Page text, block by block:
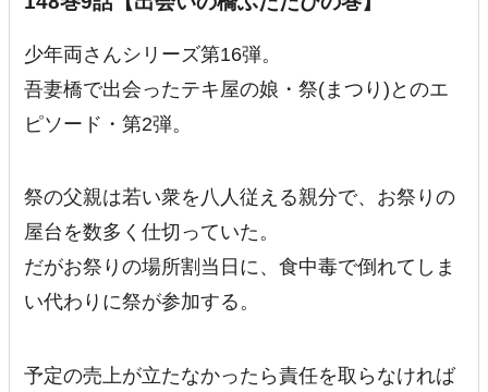
少年両さんシリーズ第16弾。
吾妻橋で出会ったテキ屋の娘・祭(まつり)とのエ
ピソード・第2弾。
祭の父親は若い衆を八人従える親分で、お祭りの
屋台を数多く仕切っていた。
だがお祭りの場所割当日に、食中毒で倒れてしま
い代わりに祭が参加する。
予定の売上が立たなかったら責任を取らなければ